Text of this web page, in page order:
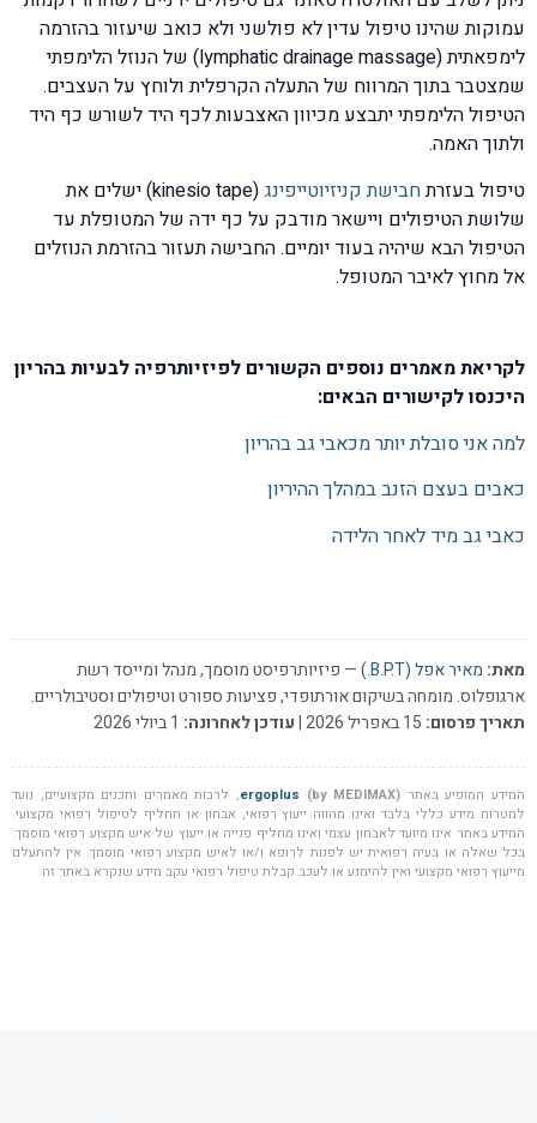
עמוקות שהינו טיפול עדין לא פולשני ולא כואב שיעזור בהזרמה
לימפאתית (lymphatic drainage massage) של הנוזל הלימפתי
שמצטבר בתוך המרווח של התעלה הקרפלית ולוחץ על העצבים.
הטיפול הלימפתי יתבצע מכיוון האצבעות לכף היד לשורש כף היד
ולתוך האמה.
טיפול בעזרתחבישת קניזיוטייפינג
(kinesio tape) ישלים את
שלושת הטיפולים ויישאר מודבק על כף ידה של המטופלת עד
הטיפול הבא שיהיה בעוד יומיים. החבישה תעזור בהזרמת הנוזלים
אל מחוץ לאיבר המטופל.
לקריאת מאמרים נוספים הקשורים לפיזיותרפיה לבעיות בהריון
היכנסו לקישורים הבאים:
למה אני סובלת יותר מכאבי גב בהריון
כאבים בעצם הזנב במהלך ההיריון
כאבי גב מיד לאחר הלידה
מאת: מאיר אפל (B.P.T.)
— פיזיותרפיסט מוסמך, מנהל ומייסד רשת
ארגופלוס. מומחה בשיקום אורתופדי, פציעות ספורט וטיפולים וסטיבולריים.
תאריך פרסום:
עודכן לאחרונה:
המידע המופיע באתר ergoplus (by MEDIMAX)
, לרבות מאמרים ותכנים מקצועיים, נועד
למטרות מידע כללי בלבד ואינו מהווה ייעוץ רפואי, אבחון או תחליף לטיפול רפואי מקצועי.
המידע באתר אינו מיועד לאבחון עצמי ואינו מחליף פנייה או ייעוץ של איש מקצוע רפואי מוסמך.
בכל שאלה או בעיה רפואית יש לפנות לרופא ו/או לאיש מקצוע רפואי מוסמך. אין להתעלם
מייעוץ רפואי מקצועי ואין להימנע או לעכב קבלת טיפול רפואי עקב מידע שנקרא באתר זה.